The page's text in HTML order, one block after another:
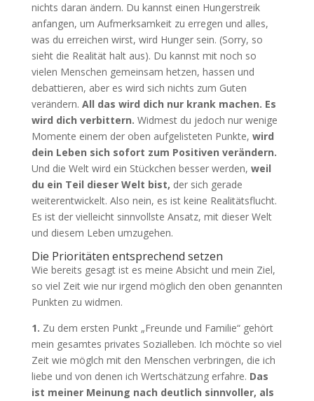
nichts daran ändern. Du kannst einen Hungerstreik
anfangen, um Aufmerksamkeit zu erregen und alles,
was du erreichen wirst, wird Hunger sein. (Sorry, so
sieht die Realität halt aus). Du kannst mit noch so
vielen Menschen gemeinsam hetzen, hassen und
debattieren, aber es wird sich nichts zum Guten
verändern. All das wird dich nur krank machen. Es
wird dich verbittern. Widmest du jedoch nur wenige
Momente einem der oben aufgelisteten Punkte, wird
dein Leben sich sofort zum Positiven verändern.
Und die Welt wird ein Stückchen besser werden, weil
du ein Teil dieser Welt bist, der sich gerade
weiterentwickelt. Also nein, es ist keine Realitätsflucht.
Es ist der vielleicht sinnvollste Ansatz, mit dieser Welt
und diesem Leben umzugehen.
Die Prioritäten entsprechend setzen
Wie bereits gesagt ist es meine Absicht und mein Ziel,
so viel Zeit wie nur irgend möglich den oben genannten
Punkten zu widmen.
1. Zu dem ersten Punkt „Freunde und Familie“ gehört
mein gesamtes privates Sozialleben. Ich möchte so viel
Zeit wie möglch mit den Menschen verbringen, die ich
liebe und von denen ich Wertschätzung erfahre. Das
ist meiner Meinung nach deutlich sinnvoller, als